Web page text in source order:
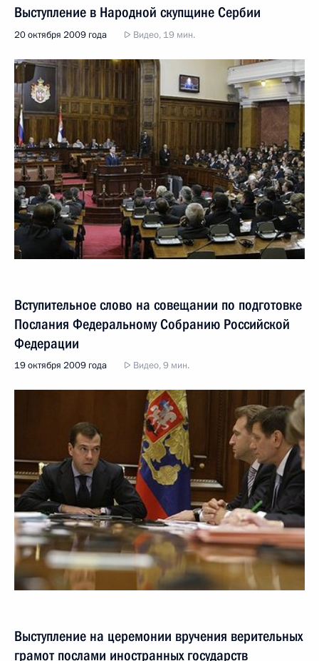
Выступление в Народной скупщине Сербии
20 октября 2009 года Видео, 19 мин.
Вступительное слово на совещании по подготовке
Послания Федеральному Собранию Российской
Федерации
19 октября 2009 года Видео, 9 мин.
Выступление на церемонии вручения верительных
грамот послами иностранных государств